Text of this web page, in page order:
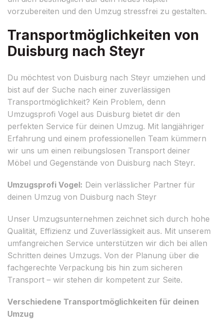
vorzubereiten und den Umzug stressfrei zu gestalten.
Transportmöglichkeiten von
Duisburg nach Steyr
Du möchtest von Duisburg nach Steyr umziehen und
bist auf der Suche nach einer zuverlässigen
Transportmöglichkeit? Kein Problem, denn
Umzugsprofi Vogel aus Duisburg bietet dir den
perfekten Service für deinen Umzug. Mit langjähriger
Erfahrung und einem professionellen Team kümmern
wir uns um einen reibungslosen Transport deiner
Möbel und Gegenstände von Duisburg nach Steyr.
Umzugsprofi Vogel: Dein verlässlicher Partner für
deinen Umzug von Duisburg nach Steyr
Unser Umzugsunternehmen zeichnet sich durch hohe
Qualität, Effizienz und Zuverlässigkeit aus. Mit unserem
umfangreichen Service unterstützen wir dich bei allen
Schritten deines Umzugs. Von der Planung über die
fachgerechte Verpackung bis hin zum sicheren
Transport – wir stehen dir kompetent zur Seite.
Verschiedene Transportmöglichkeiten für deinen
Umzug